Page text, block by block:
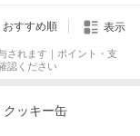
おすすめ順 表示
されます｜ポイント・支
認ください
クッキー缶